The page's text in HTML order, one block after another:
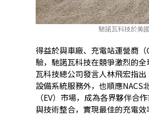
馳諾瓦科技於美
得益於與車廠、充電站運營商
驗，馳諾瓦科技在競爭激烈的
瓦科技總公司發言人林飛宏指
設備系統服務外，也順應
（EV）市場，成為各界夥伴
與技術整合，實現最佳的充電效